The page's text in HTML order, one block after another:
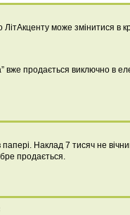
може змінитися в
продається виключно в
папері. Наклад 7 тисяч не
продається.